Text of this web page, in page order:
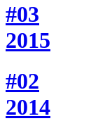
#03
2015
#02
2014